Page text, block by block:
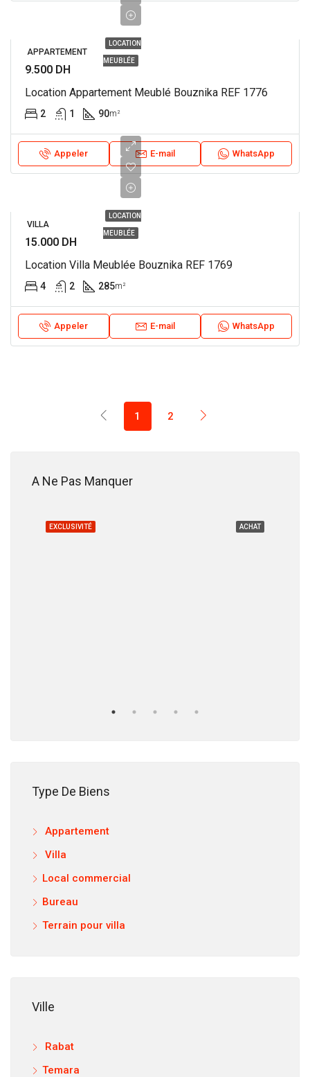
LOCATION
MEUBLÉE
APPARTEMENT
9.500 DH
Location Appartement Meublé Bouznika REF 1776
2 1 90m²
Appeler E-mail WhatsApp
LOCATION
MEUBLÉE
VILLA
15.000 DH
Location Villa Meublée Bouznika REF 1769
4 2 285m²
Appeler E-mail WhatsApp
1 2
A Ne Pas Manquer
ACHAT
EXCLUSIVITÉ
18.200.000 DH
Type De Biens
Appartement
Villa
Local commercial
Bureau
Terrain pour villa
Ville
Rabat
Temara